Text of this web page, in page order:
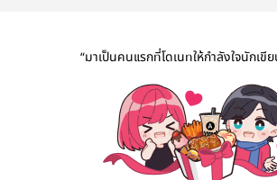
“มาเป็นคนแรกที่โดเนทให้กำลังใจนักเขี